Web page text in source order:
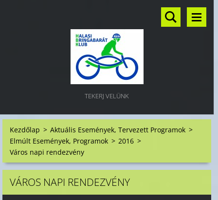
TEKERJ VELÜNK
Kezdőlap > Aktuális Események, Tervezett Programok >
Elmúlt Események, Programok > 2016 >
Város napi rendezvény
VÁROS NAPI RENDEZVÉNY